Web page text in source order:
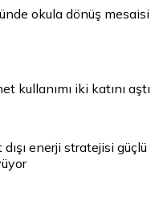
okula dönüş mesaisi
kullanımı iki katını aştı
enerji stratejisi güçlü